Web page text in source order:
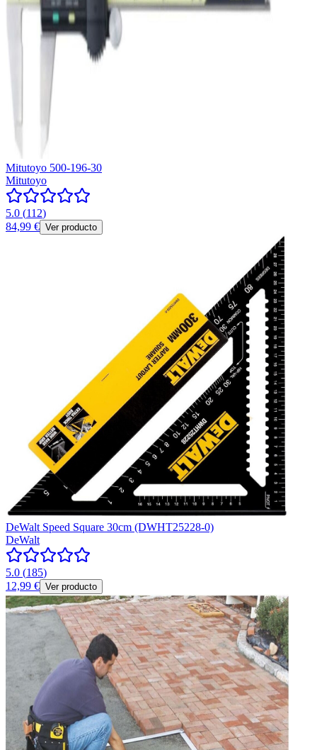
Mitutoyo 500-196-30
Mitutoyo
5.0 (112)
84,99 € Ver producto
DeWalt Speed Square 30cm (DWHT25228-0)
DeWalt
5.0 (185)
12,99 € Ver producto